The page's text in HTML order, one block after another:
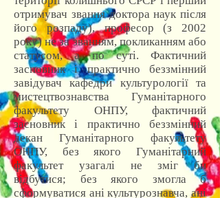
отримувач звання доктора наук після
його розпаду), професор (з 2002
року) не за званням, покликанням або
статусом, а по суті. Фактичний
засновник і практично беззмінний
завідувач кафедри культурології та
мистецтвознавства Гуманітарного
факультету ОНПУ, фактичний
засновник і практично беззмінний
декан Гуманітарного факультету
ОНПУ, без якого Гуманітарний
факультет узагалі не зміг би
відбутися; без якого змогла б
сформуватися ані культурознавча, ані